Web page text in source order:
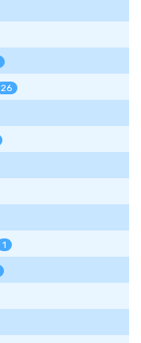
26
1